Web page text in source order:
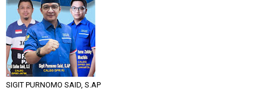
SIGIT PURNOMO SAID, S.AP